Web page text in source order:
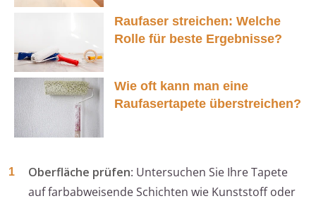
Raufaser streichen: Welche
Rolle für beste Ergebnisse?
Wie oft kann man eine
Raufasertapete überstreichen?
Oberfläche prüfen: Untersuchen Sie Ihre Tapete
auf farbabweisende Schichten wie Kunststoff oder